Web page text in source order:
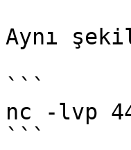
Aynı
```
nc -lvp
```